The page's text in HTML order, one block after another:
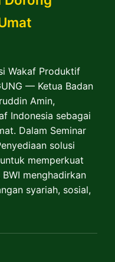
Wakaf Produktif
— Ketua Badan
Amin,
Indonesia sebagai
Dalam Seminar
solusi
memperkuat
menghadirkan
syariah, sosial,